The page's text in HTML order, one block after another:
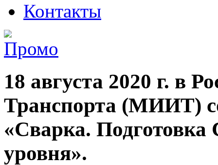
Контакты
18 августа 2020 г. в
Транспорта (МИИТ)
«Сварка.
уровня».